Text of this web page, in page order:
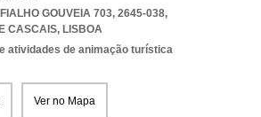
GOUVEIA 703, 2645-038,
CASCAIS, LISBOA
atividades de animação turística
Ver no Mapa